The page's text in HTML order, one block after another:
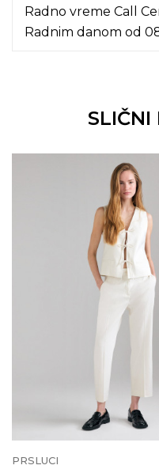
Radno vreme Call
Radnim danom od
SLIČNI
PRSLUCI